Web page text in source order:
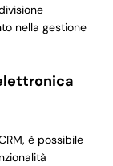
nella gestione
è possibile